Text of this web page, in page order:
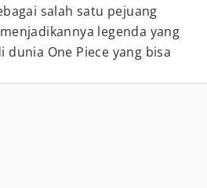
salah satu pejuang
legenda yang
dunia One Piece yang bisa